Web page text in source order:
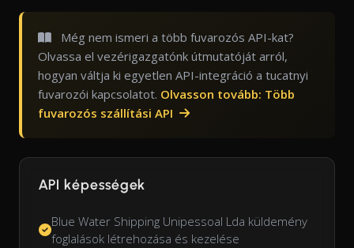
Még nem ismeri a több fuvarozós API-kat?
Olvassa el vezérigazgatónk útmutatóját arról,
hogyan váltja ki egyetlen API-integráció a tucatnyi
fuvarozói kapcsolatot. Olvasson tovább: Több
fuvarozós szállítási API
API képességek
Blue Water Shipping Unipessoal Lda küldemény
foglalások létrehozása és kezelése